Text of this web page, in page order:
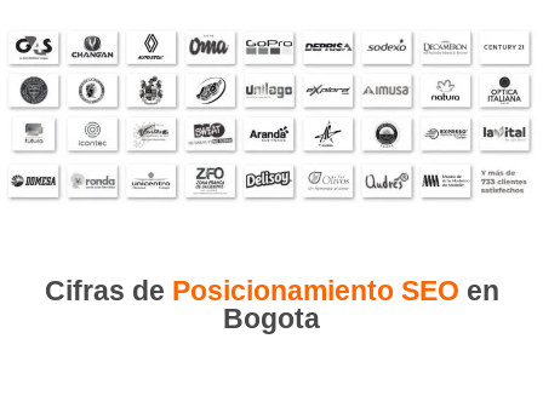
Cifras de Posicionamiento SEO en
Bogota